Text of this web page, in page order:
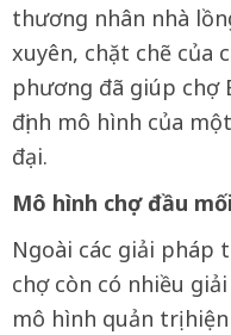
thương nhân nhà
xuyên, chặt chẽ của
phương đã giúp chợ
định mô hình của
đại.
Mô hình chợ đầu
Ngoài các giải pháp
chợ còn có nhiều
mô hình quản trị